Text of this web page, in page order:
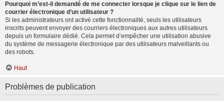
Pourquoi m’est-il demandé de me connecter lorsque je clique sur le lien de
courrier électronique d’un utilisateur ?
Si les administrateurs ont activé cette fonctionnalité, seuls les utilisateurs
inscrits peuvent envoyer des courriers électroniques aux autres utilisateurs
depuis un formulaire dédié. Cela permet d’empêcher une utilisation abusive
du système de messagerie électronique par des utilisateurs malveillants ou
des robots.
Haut
Problèmes de publication